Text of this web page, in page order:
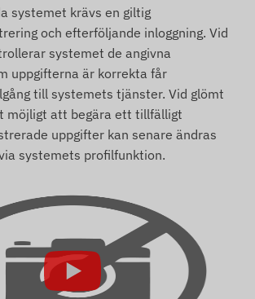
systemet krävs en giltig
och efterföljande inloggning. Vid
systemet de angivna
uppgifterna är korrekta får
till systemets tjänster. Vid glömt
möjligt att begära ett tillfälligt
uppgifter kan senare ändras
systemets profilfunktion.